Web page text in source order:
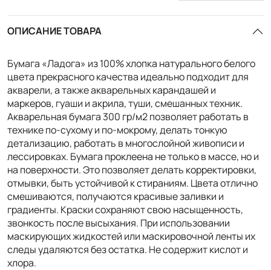
ОПИСАНИЕ ТОВАРА
Бумага «Ладога» из 100% хлопка натурального белого
цвета прекрасного качества идеально подходит для
акварели, а также акварельных карандашей и
маркеров, гуаши и акрила, туши, смешанных техник.
Акварельная бумага 300 гр/м2 позволяет работать в
технике по-сухому и по-мокрому, делать тонкую
детализацию, работать в многослойной живописи и
лессировках. Бумага проклеена не только в массе, но и
на поверхности. Это позволяет делать корректировки,
отмывки, быть устойчивой к стираниям. Цвета отлично
смешиваются, получаются красивые заливки и
градиенты. Краски сохраняют свою насыщенность,
звонкость после высыхания. При использовании
маскирующих жидкостей или маскировочной ленты их
следы удаляются без остатка. Не содержит кислот и
хлора.